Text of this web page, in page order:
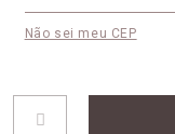
Não sei meu CEP